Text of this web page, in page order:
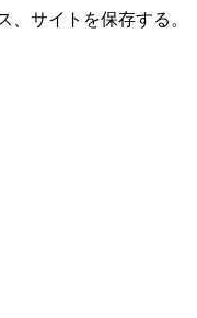
サイトを保存する。